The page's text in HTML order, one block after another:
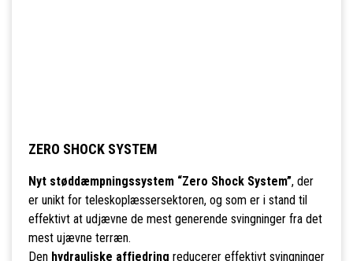
ZERO SHOCK SYSTEM
Nyt støddæmpningssystem “Zero Shock System”, der
er unikt for teleskoplæssersektoren, og som er i stand til
effektivt at udjævne de mest generende svingninger fra det
mest ujævne terræn.
Den hydrauliske affjedring reducerer effektivt svingninger